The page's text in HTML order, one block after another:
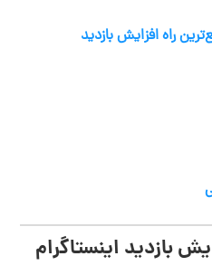
راه افزایش بازدید
بازدید اینستاگرام